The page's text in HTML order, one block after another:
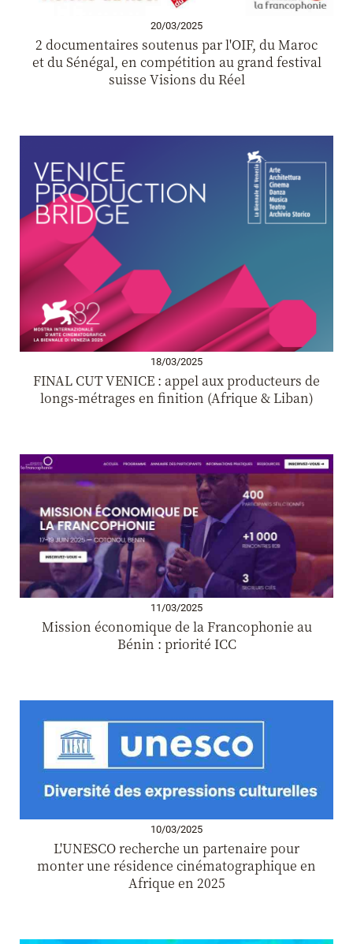
20/03/2025
2 documentaires soutenus par l'OIF, du Maroc
et du Sénégal, en compétition au grand festival
suisse Visions du Réel
18/03/2025
FINAL CUT VENICE : appel aux producteurs de
longs-métrages en finition (Afrique & Liban)
11/03/2025
Mission économique de la Francophonie au
Bénin : priorité ICC
10/03/2025
L'UNESCO recherche un partenaire pour
monter une résidence cinématographique en
Afrique en 2025